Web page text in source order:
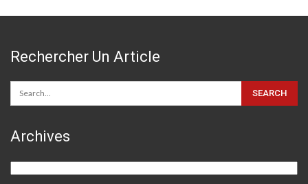
Rechercher Un Article
Archives